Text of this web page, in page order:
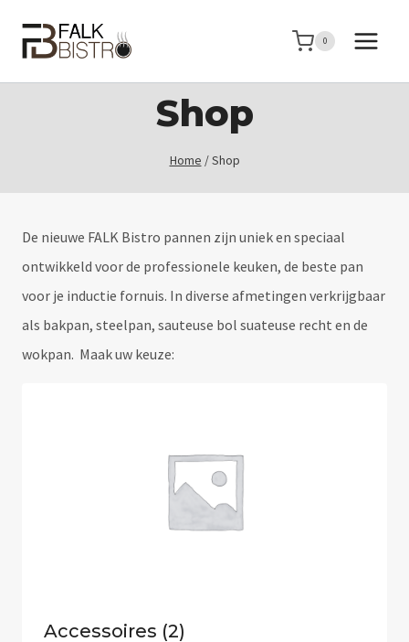
naar
0
Shop
Home / Shop
De nieuwe FALK Bistro pannen zijn uniek en speciaal
ontwikkeld voor de professionele keuken, de beste pan
voor je inductie fornuis. In diverse afmetingen verkrijgbaar
als bakpan, steelpan, sauteuse bol suateuse recht en de
wokpan. Maak uw keuze:
Accessoires (2)